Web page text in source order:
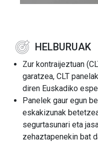
HELBURUAK
Zur kontraijeztuan
garatzea, CLT
diren Euskadiko
Panelek gaur egun
eskakizunak
segurtasunari eta
zehaztapenekin bat